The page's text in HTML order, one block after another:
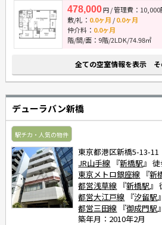
478,000円/ 管理費：10,000
敷/礼： 0.0ヶ月 /0.0ヶ月
仲介料： 0.0ヶ月
階/間/面：9階/2LDK/74.98㎡
全ての空室情報を表示 そ
デューラバン新橋
駅チカ・人気の物件
東京都港区新橋5-13-11
JR山手線 『新橋駅 』
東京メトロ銀座線 『新
都営浅草線 『新橋駅 』
都営大江戸線 『汐留駅
都営三田線 『御成門駅
築年月：2010年2月